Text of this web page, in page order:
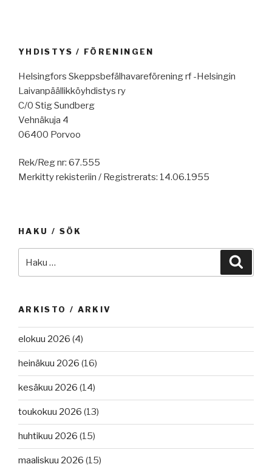
YHDISTYS / FÖRENINGEN
Helsingfors Skeppsbefälhavareförening rf -Helsingin
Laivanpäällikköyhdistys ry
C/0 Stig Sundberg
Vehnäkuja 4
06400 Porvoo
Rek/Reg nr: 67.555
Merkitty rekisteriin / Registrerats: 14.06.1955
HAKU / SÖK
ARKISTO / ARKIV
elokuu 2026 (4)
heinäkuu 2026 (16)
kesäkuu 2026 (14)
toukokuu 2026 (13)
huhtikuu 2026 (15)
maaliskuu 2026 (15)